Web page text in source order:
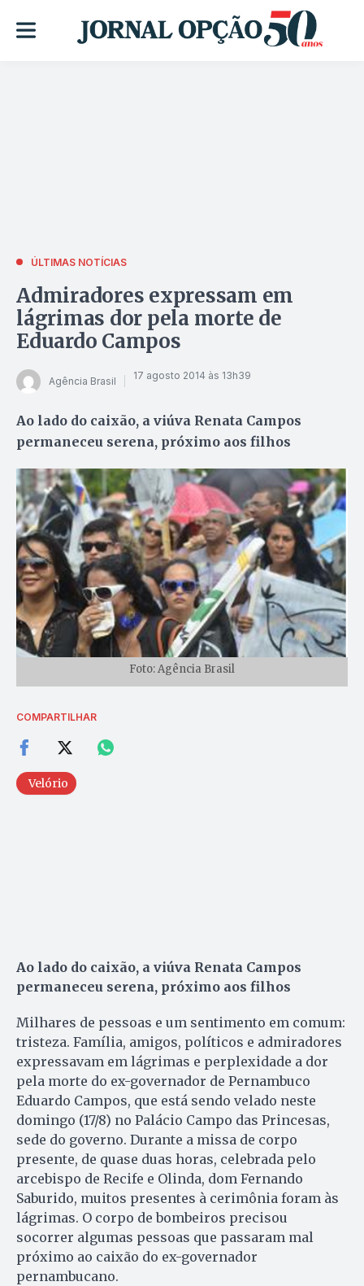
ÚLTIMAS NOTÍCIAS
Admiradores expressam em
lágrimas dor pela morte de
Eduardo Campos
Agência Brasil 17 agosto 2014 às 13h39
Ao lado do caixão, a viúva Renata Campos
permaneceu serena, próximo aos filhos
Foto: Agência Brasil
COMPARTILHAR
Velório
Ao lado do caixão, a viúva Renata Campos
permaneceu serena, próximo aos filhos
Milhares de pessoas e um sentimento em comum:
tristeza. Família, amigos, políticos e admiradores
expressavam em lágrimas e perplexidade a dor
pela morte do ex-governador de Pernambuco
Eduardo Campos, que está sendo velado neste
domingo (17/8) no Palácio Campo das Princesas,
sede do governo. Durante a missa de corpo
presente, de quase duas horas, celebrada pelo
arcebispo de Recife e Olinda, dom Fernando
Saburido, muitos presentes à cerimônia foram às
lágrimas. O corpo de bombeiros precisou
socorrer algumas pessoas que passaram mal
próximo ao caixão do ex-governador
pernambucano.